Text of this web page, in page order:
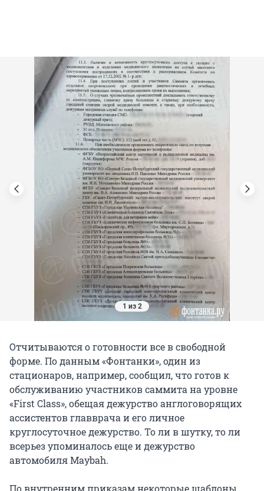
1 из 2
Отчитываются о готовности все в свободной
форме. По данным «Фонтанки», один из
стационаров, например, сообщил, что готов к
обслуживанию участников саммита на уровне
«First Class», обещая дежурство англоговорящих
ассистентов главврача и его личное
круглосуточное дежурство. То ли в шутку, то ли
всерьез упоминалось еще и дежурство
автомобиля Maybah.
По внутренним приказам некоторые шаблоны